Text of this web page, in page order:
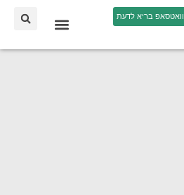
וואטסאפ בריא לדעת